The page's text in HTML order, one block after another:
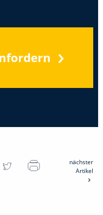
nächster
Artikel